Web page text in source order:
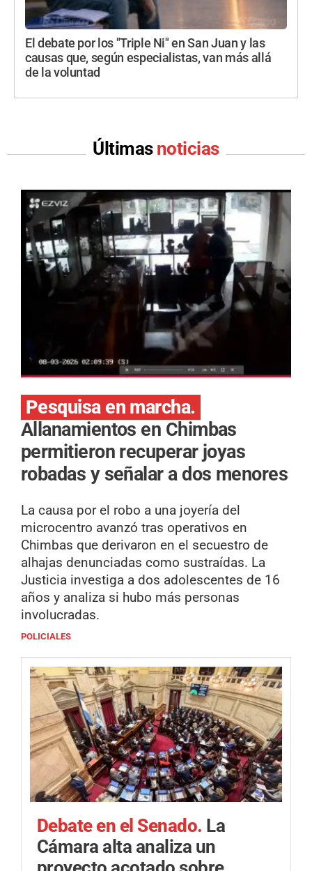
El debate por los "Triple Ni" en San Juan y las
causas que, según especialistas, van más allá
de la voluntad
Últimas noticias
Pesquisa en marcha.
Allanamientos en Chimbas
permitieron recuperar joyas
robadas y señalar a dos menores
La causa por el robo a una joyería del
microcentro avanzó tras operativos en
Chimbas que derivaron en el secuestro de
alhajas denunciadas como sustraídas. La
Justicia investiga a dos adolescentes de 16
años y analiza si hubo más personas
involucradas.
POLICIALES
Debate en el Senado. La
Cámara alta analiza un